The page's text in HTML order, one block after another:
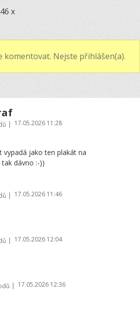
46 x
komentovat. Nejste přihlášen(a).
| 17.05.2026 11:28
vypadá jako ten plakát na
dávno :-))
| 17.05.2026 11:46
| 17.05.2026 12:04
| 17.05.2026 12:36